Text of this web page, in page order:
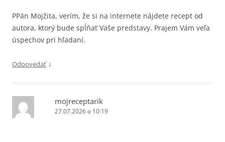
PPán Mojžita, verím, že si na internete nájdete recept od
autora, ktorý bude spĺňať Vaše predstavy. Prajem Vám veľa
úspechov pri hľadaní.
Odpovedať ↓
mojreceptarik
27.07.2026 o 10:19